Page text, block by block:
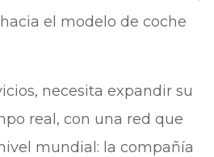
el modelo de coche
necesita expandir su
real, con una red que
mundial: la compañía